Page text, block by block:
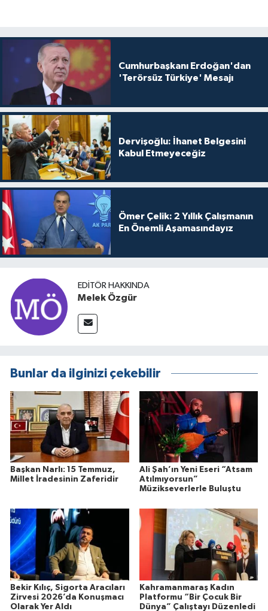
Cumhurbaşkanı Erdoğan'dan
'Terörsüz Türkiye' Mesajı
Dervişoğlu: İhanet Belgesini
Kabul Etmeyeceğiz
Ömer Çelik: 2 Yıllık Çalışmanın
En Önemli Aşamasındayız
EDITÖR HAKKINDA
Melek Özgür
Bunlar da ilginizi çekebilir
Başkan Narlı: 15 Temmuz,
Millet İradesinin Zaferidir
Ali Şah’ın Yeni Eseri “Atsam
Atılmıyorsun”
Müzikseverlerle Buluştu
Bekir Kılıç, Sigorta Aracıları
Zirvesi 2026’da Konuşmacı
Olarak Yer Aldı
Kahramanmaraş Kadın
Platformu “Bir Çocuk Bir
Dünya” Çalıştayı Düzenledi